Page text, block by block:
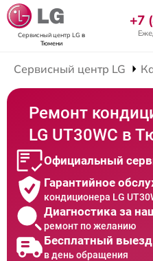
Сервисный центр LG в
Тюмени
+7
Сервисный центр LG
Ремонт
LG UT30WC в
Официальный
Гарантийное
кондиционера LG
Диагностика за
ремонт по желанию
Бесплатный выезд
в день обращения